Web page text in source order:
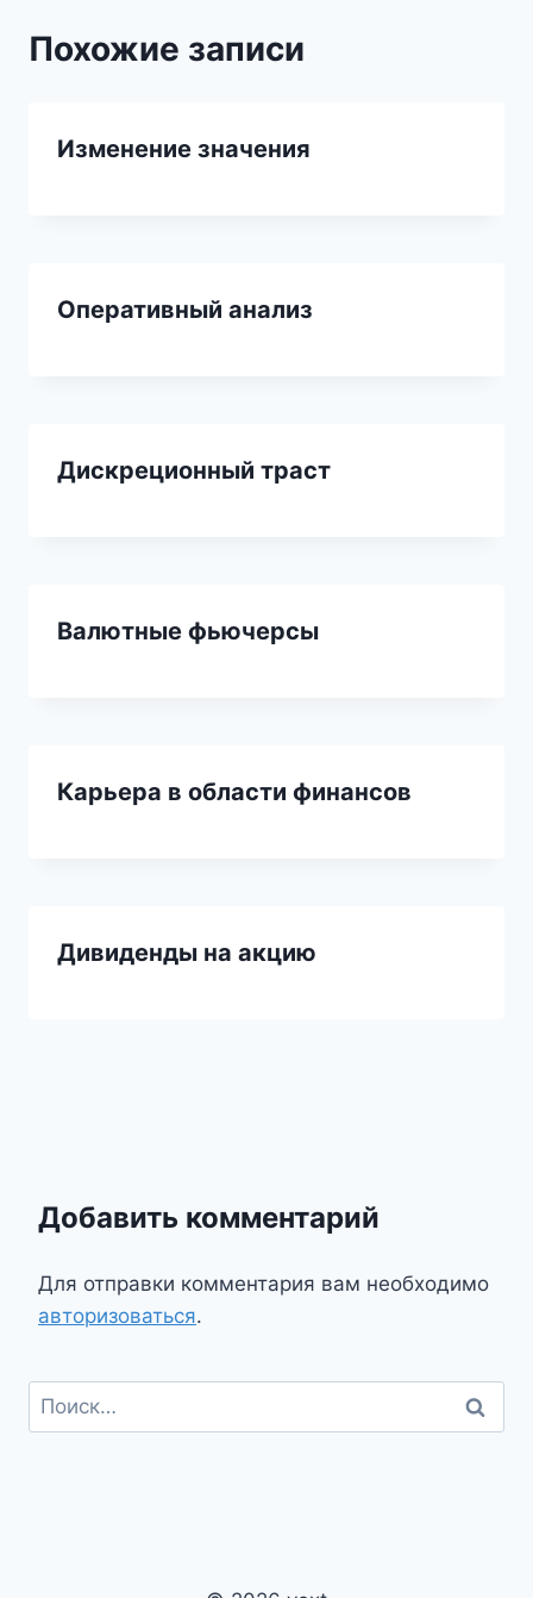
Похожие записи
Изменение значения
Оперативный анализ
Дискреционный траст
Валютные фьючерсы
Карьера в области финансов
Дивиденды на акцию
Добавить комментарий
Для отправки комментария вам необходимо
авторизоваться.
Найти: